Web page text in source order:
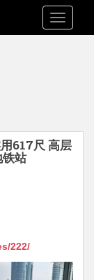
617尺 高层
站
222/